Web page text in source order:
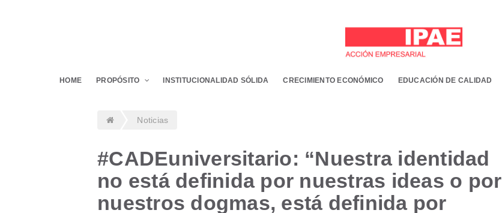
HOME PROPÓSITO INSTITUCIONALIDAD SÓLIDA CRECIMIENTO ECONÓMICO EDUCACIÓN DE CALIDAD
Noticias
#CADEuniversitario: “Nuestra identidad
no está definida por nuestras ideas o por
nuestros dogmas, está definida por